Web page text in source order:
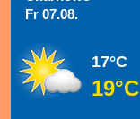
Fr 07.08.
17°C
19°C